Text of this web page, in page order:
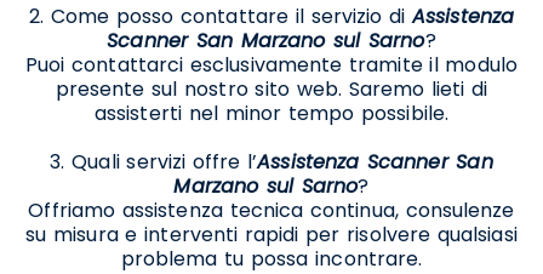
2. Come posso contattare il servizio diAssistenza
Scanner San Marzano sul Sarno?
Puoi contattarci esclusivamente tramite il modulo
presente sul nostro sito web. Saremo lieti di
assisterti nel minor tempo possibile.
3. Quali servizi offre l’Assistenza Scanner San
Marzano sul Sarno?
Offriamo assistenza tecnica continua, consulenze
su misura e interventi rapidi per risolvere qualsiasi
problema tu possa incontrare.